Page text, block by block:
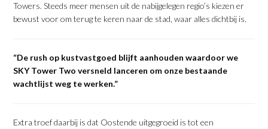
Towers. Steeds meer mensen uit de nabijgelegen regio’s kiezen er
bewust voor om terug te keren naar de stad, waar alles dichtbij is.
“De rush op kustvastgoed blijft aanhouden waardoor we
SKY Tower Two versneld lanceren om onze bestaande
wachtlijst weg te werken.”
Extra troef daarbij is dat Oostende uitgegroeid is tot een